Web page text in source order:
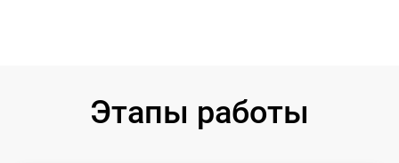
Этапы работы